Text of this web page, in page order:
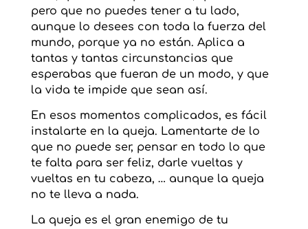
pero que no puedes tener a tu lado,
aunque lo desees con toda la fuerza del
mundo, porque ya no están. Aplica a
tantas y tantas circunstancias que
esperabas que fueran de un modo, y que
la vida te impide que sean así.
En esos momentos complicados, es fácil
instalarte en la queja. Lamentarte de lo
que no puede ser, pensar en todo lo que
te falta para ser feliz, darle vueltas y
vueltas en tu cabeza, … aunque la queja
no te lleva a nada.
La queja es el gran enemigo de tu